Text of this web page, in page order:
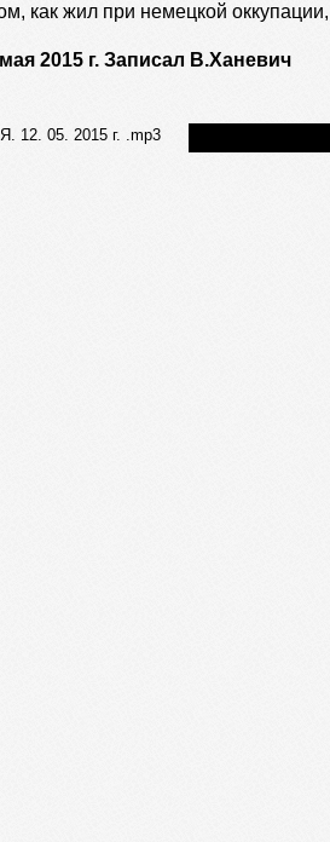
как жил при немецкой
2015 г. Записал В.Ханевич
12. 05. 2015 г. .mp3